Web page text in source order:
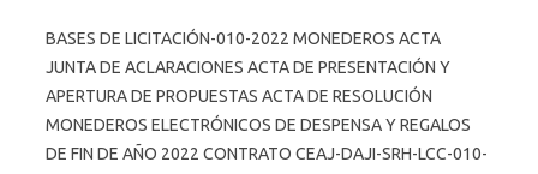
BASES DE LICITACIÓN-010-2022 MONEDEROS ACTA
JUNTA DE ACLARACIONES ACTA DE PRESENTACIÓN Y
APERTURA DE PROPUESTAS ACTA DE RESOLUCIÓN
MONEDEROS ELECTRÓNICOS DE DESPENSA Y REGALOS
DE FIN DE AÑO 2022 CONTRATO CEAJ-DAJI-SRH-LCC-010-